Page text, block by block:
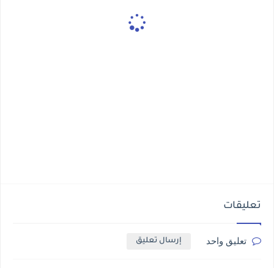
تعليقات
تعليق واحد إرسال تعليق